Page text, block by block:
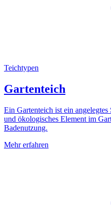
Teichtypen
Gartenteich
Ein Gartenteich ist ein angelegtes
und ökologisches Element im
Badenutzung.
Mehr erfahren